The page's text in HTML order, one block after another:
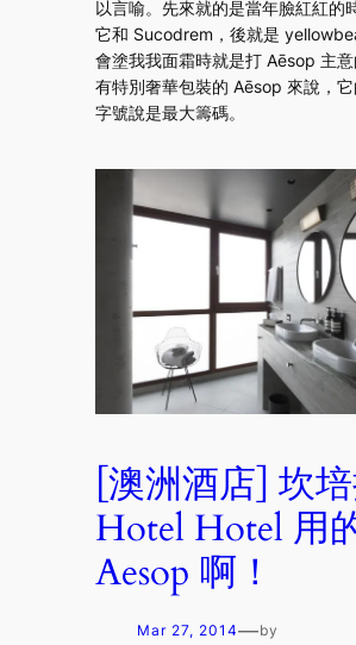
以言喻。先來就的是當年臉紅紅的
它和 Sucodrem，後就是
會塗我我面霜時就是打 Aēsop 主
有特別奢華包裝的 Aēsop 來說，
字號說是最大籌碼。
[澳洲酒店] 坎
Hotel Hotel 用
Aesop 啊！
Mar 27, 2014—by